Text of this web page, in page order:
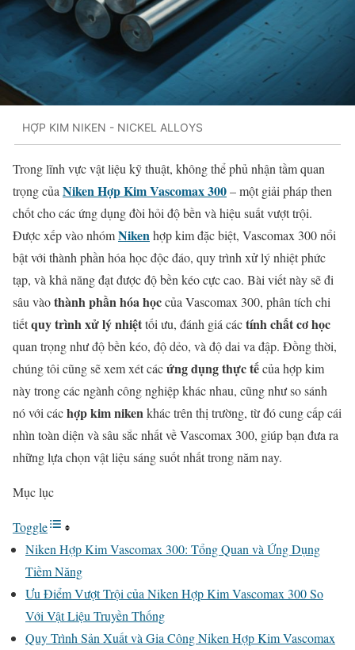
HỢP KIM NIKEN - NICKEL ALLOYS
Trong lĩnh vực vật liệu kỹ thuật, không thể phủ nhận tầm quan
trọng của Niken Hợp Kim Vascomax 300– một giải pháp then
chốt cho các ứng dụng đòi hỏi độ bền và hiệu suất vượt trội.
Được xếp vào nhómNikenhợp kim đặc biệt, Vascomax 300 nổi
bật với thành phần hóa học độc đáo, quy trình xử lý nhiệt phức
tạp, và khả năng đạt được độ bền kéo cực cao. Bài viết này sẽ đi
sâu vàothành phần hóa họccủa Vascomax 300, phân tích chi
tiếtquy trình xử lý nhiệttối ưu, đánh giá cáctính chất cơ học
quan trọng như độ bền kéo, độ dẻo, và độ dai va đập. Đồng thời,
chúng tôi cũng sẽ xem xét cácứng dụng thực tếcủa hợp kim
này trong các ngành công nghiệp khác nhau, cũng như so sánh
nó với cáchợp kim nikenkhác trên thị trường, từ đó cung cấp cái
nhìn toàn diện và sâu sắc nhất về Vascomax 300, giúp bạn đưa ra
những lựa chọn vật liệu sáng suốt nhất trong năm nay.
Mục lục
Toggle
Niken Hợp Kim Vascomax 300: Tổng Quan và Ứng Dụng
Tiềm Năng
Ưu Điểm Vượt Trội của Niken Hợp Kim Vascomax 300 So
Với Vật Liệu Truyền Thống
Quy Trình Sản Xuất và Gia Công Niken Hợp Kim Vascomax